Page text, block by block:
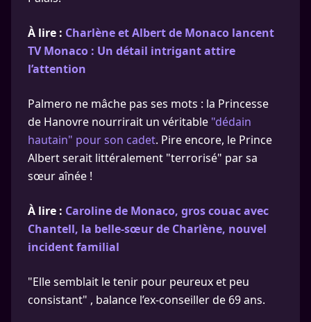
À lire : Charlène et Albert de Monaco lancent
TV Monaco : Un détail intrigant attire
l’attention
Palmero ne mâche pas ses mots : la Princesse
de Hanovre nourrirait un véritable "dédain
hautain" pour son cadet. Pire encore, le Prince
Albert serait littéralement "terrorisé" par sa
sœur aînée !
À lire : Caroline de Monaco, gros couac avec
Chantell, la belle-sœur de Charlène, nouvel
incident familial
"Elle semblait le tenir pour peureux et peu
consistant" , balance l’ex-conseiller de 69 ans.